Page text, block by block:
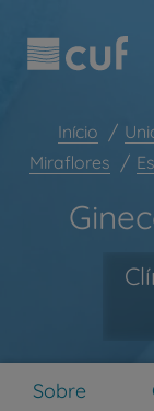
este
inclui
acessibilidade.
para
conteúdo
Plano
Clientes
CUF
Para
Início
Miraflores
Sobre